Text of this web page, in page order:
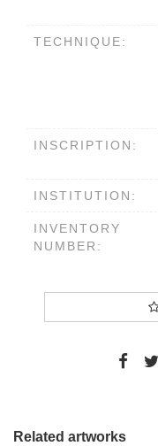
TECHNIQUE:
INSCRIPTION:
INSTITUTION:
INVENTORY
NUMBER:
Related artworks